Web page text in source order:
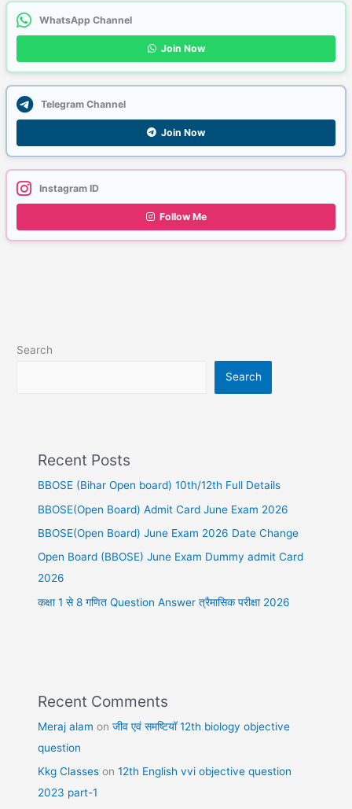
WhatsApp Channel
Join Now
Telegram Channel
Join Now
Instagram ID
Follow Me
Search
Search
Recent Posts
BBOSE (Bihar Open board) 10th/12th Full Details
BBOSE(Open Board) Admit Card June Exam 2026
BBOSE(Open Board) June Exam 2026 Date Change
Open Board (BBOSE) June Exam Dummy admit Card
2026
कक्षा 1 से 8 गणित Question Answer त्रैमासिक परीक्षा 2026
Recent Comments
Meraj alam onजीव एवं समष्टियॉ 12th biology objective
question
Kkg Classes on12th English vvi objective question
2023 part-1